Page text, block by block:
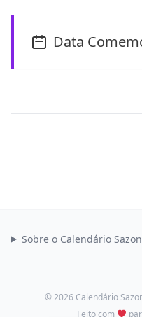
Data
Sobre o Calendário
© 2026 Calendário
Feito com